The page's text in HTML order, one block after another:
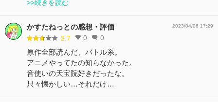
>>続きを読む
かすたねっとの感想・評価
2.7 0 0
2023/04/06 17:29
原作全部読んだ、バトル系。
アニメやってたの知らなかった。
音使いの天宝院好きだったな。
只々懐かしい…それだけ…